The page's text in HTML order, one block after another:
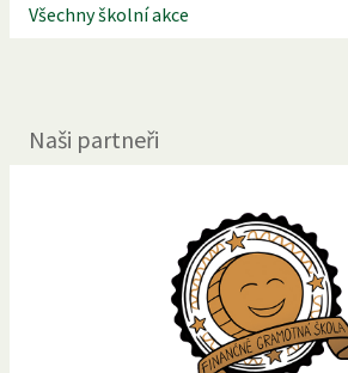
Všechny školní akce
Naši partneři